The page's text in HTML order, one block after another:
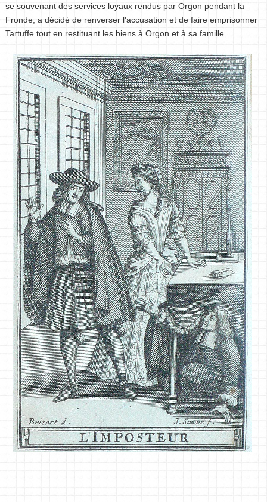
se souvenant des services loyaux rendus par Orgon pendant la
Fronde, a décidé de renverser l'accusation et de faire emprisonner
Tartuffe tout en restituant les biens à Orgon et à sa famille.